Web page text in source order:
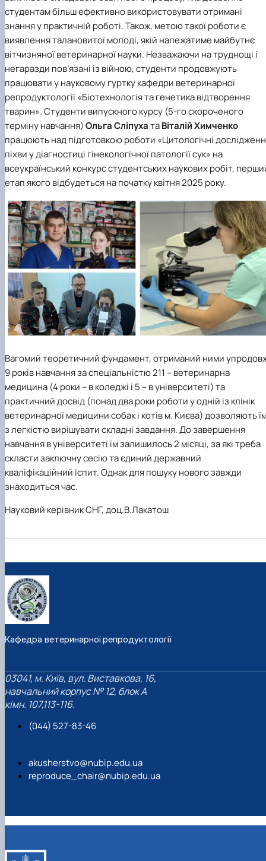
студентам більш ефективно використовувати отримані
знання у практичній роботі. Також, метою такої роботи є
виявлення талановитої молоді, якій належатиме майбутнє
вітчизняної ветеринарної науки. Незважаючи на труднощі і
негаразди пов’язані із війною, студенти продовжують
працювати у науковому гуртку кафедри ветеринарної
репродуктології «Біотехнологія та генетика відтворення
тварин». Студенти випускного курсу (5-го скороченого
терміну навчання)Ольга СліпухатаВіталій Химченко
працюють над підготовкою роботи «Цитологічні
піхви у діагностиці гінекологічної патології сук» на
всеукраїнський конкурс студентських наукових робіт,
етап якого відбудеться на початку квітня 2025 року.
Вагомий теоретичний фундамент, отриманий ними
9 років навчання за спеціальністю 211 – ветеринарна
медицина (4 роки – в коледжі і 5 – в університеті) та
практичний досвід (понад два роки роботи у одній із клінік
ветеринарної медицини собак і котів м. Києва) дозволяють
з легкістю вирішувати складні завдання. До завершення
навчання в університеті їм залишилось 2 місяці, за які треба
скласти заключну сесію та єдиний державний
кваліфікаційний іспит. Однак для пошуку нового завжди
знаходиться час.
Науковий керівник СНГ, доц.В.Лакатош
Кафедра ветеринарної репродуктології
03041, м. Київ, вул. Виставкова, 16,
навчальний корпус № 12, блок А
кімн. 107,113-116.
(044) 527-83-46
akusherstvo@nubip.edu.ua
reproduce_chair@nubip.edu.ua